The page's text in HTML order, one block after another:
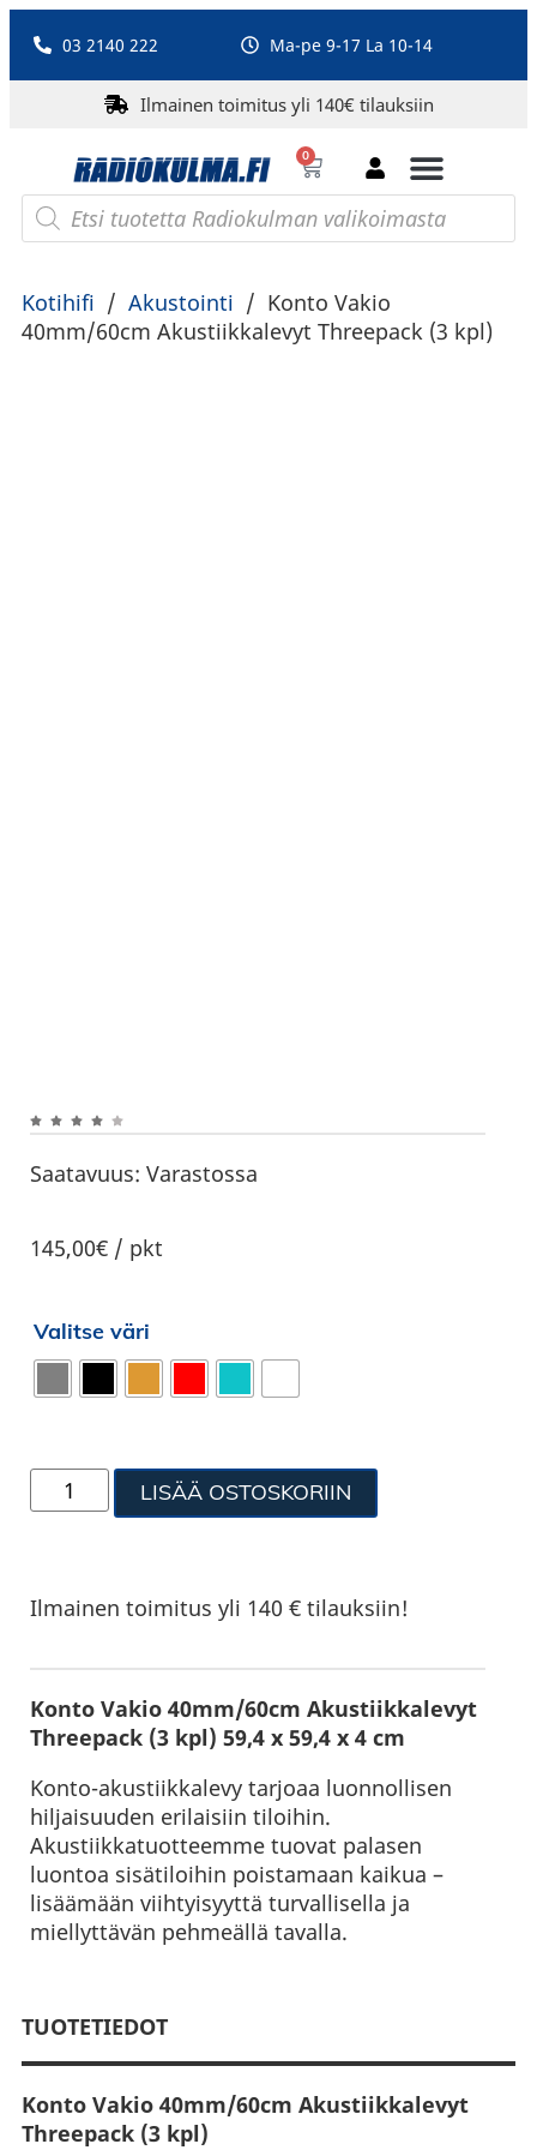
03 2140 222 Ma-pe 9-17 La 10-14
Ilmainen toimitus yli 140€ tilauksiin
0
Kotihifi / Akustointi / Konto Vakio
40mm/60cm Akustiikkalevyt Threepack (3 kpl)
Saatavuus: Varastossa
145,00€ / pkt
Valitse väri
LISÄÄ OSTOSKORIIN
Ilmainen toimitus yli 140 € tilauksiin!
Konto Vakio 40mm/60cm Akustiikkalevyt
Threepack (3 kpl) 59,4 x 59,4 x 4 cm
Konto-akustiikkalevy tarjoaa luonnollisen
hiljaisuuden erilaisiin tiloihin.
Akustiikkatuotteemme tuovat palasen
luontoa sisätiloihin poistamaan kaikua –
lisäämään viihtyisyyttä turvallisella ja
miellyttävän pehmeällä tavalla.
TUOTETIEDOT
Konto Vakio 40mm/60cm Akustiikkalevyt
Threepack (3 kpl)